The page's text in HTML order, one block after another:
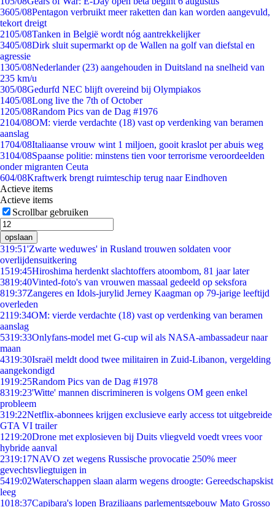
3605/08Pentagon verbruikt meer raketten dan kan worden aangevuld,
tekort dreigt
2105/08Tanken in België wordt nóg aantrekkelijker
3405/08Dirk sluit supermarkt op de Wallen na golf van diefstal en
agressie
1305/08Nederlander (23) aangehouden in Duitsland na snelheid van
235 km/u
305/08Gedurfd NEC blijft overeind bij Olympiakos
1405/08Long live the 7th of October
1205/08Random Pics van de Dag #1976
2104/08OM: vierde verdachte (18) vast op verdenking van beramen
aanslag
1704/08Italiaanse vrouw wint 1 miljoen, gooit kraslot per abuis weg
3104/08Spaanse politie: minstens tien voor terrorisme veroordeelden
onder migranten Ceuta
604/08Kraftwerk brengt ruimteschip terug naar Eindhoven
Actieve items
Actieve items
Scrollbar gebruiken
opslaan
319:51'Zwarte weduwes' in Rusland trouwen soldaten voor
overlijdensuitkering
1519:45Hiroshima herdenkt slachtoffers atoombom, 81 jaar later
3819:40Vinted-foto's van vrouwen massaal gedeeld op seksfora
819:37Zangeres en Idols-jurylid Jerney Kaagman op 79-jarige leeftijd
overleden
2119:34OM: vierde verdachte (18) vast op verdenking van beramen
aanslag
5319:33Onlyfans-model met G-cup wil als NASA-ambassadeur naar
maan
4319:30Israël meldt dood twee militairen in Zuid-Libanon, vergelding
aangekondigd
1919:25Random Pics van de Dag #1978
8319:23'Witte' mannen discrimineren is volgens OM geen enkel
probleem
319:22Netflix-abonnees krijgen exclusieve early access tot uitgebreide
GTA VI trailer
1219:20Drone met explosieven bij Duits vliegveld voedt vrees voor
hybride aanval
2319:17NAVO zet wegens Russische provocatie 250% meer
gevechtsvliegtuigen in
5419:02Waterschappen slaan alarm wegens droogte: Gereedschapskist
leeg
1018:37Capibara's lopen Braziliaans parlementsgebouw Mato Grosso